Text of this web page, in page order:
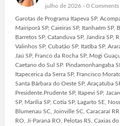
julho de 2026 - 0 Comments
Garotas de Programa Itapeva SP.
Mairiporã SP, Caieiras SP, Itanhaém SP,
Barretos SP, Catanduva SP, Jandira SP,
Valinhos SP, Cubatão SP, Itatiba SP,
Jaú SP, Franco da Rocha SP, Mogi
Caetano do Sul SP. Pindamonhangaba
Itapecerica da Serra SP, Francisco
Santa Bárbara do Oeste SP, Araçatuba
Presidente.Prudente SP, Itapevi SP,
SP, Marília SP, Cotia SP, Lagarto SE,
Blumenau SC, Joinville SC, Caracaraí
RO, Ji-Paraná RO, Pelotas RS, Caxias